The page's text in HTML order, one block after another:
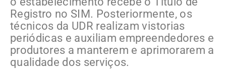
Registro no SIM. Posteriormente, os
técnicos da UDR realizam vistorias
periódicas e auxiliam empreendedores e
produtores a manterem e aprimorarem a
qualidade dos serviços.